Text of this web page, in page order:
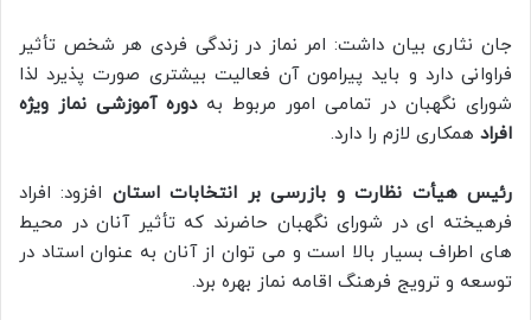
جان نثاری بیان داشت: امر نماز در زندگی فردی هر شخص تأثیر
فراوانی دارد و باید پیرامون آن فعالیت بیشتری صورت پذیرد لذا
شورای نگهبان در تمامی امور مربوط بهدوره آموزشی نماز ویژه
افراد همکاری لازم را دارد.
رئیس هیأت نظارت و بازرسی بر انتخابات استان افزود: افراد
فرهیخته ای در شورای نگهبان حاضرند که تأثیر آنان در محیط
های اطراف بسیار بالا است و می توان از آنان به عنوان استاد در
توسعه و ترویج فرهنگ اقامه نماز بهره برد.